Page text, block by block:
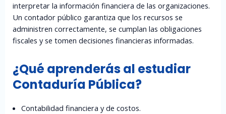
interpretar la información financiera de las organizaciones.
Un contador público garantiza que los recursos se
administren correctamente, se cumplan las obligaciones
fiscales y se tomen decisiones financieras informadas.
¿Qué aprenderás al estudiar
Contaduría Pública?
Contabilidad financiera y de costos.